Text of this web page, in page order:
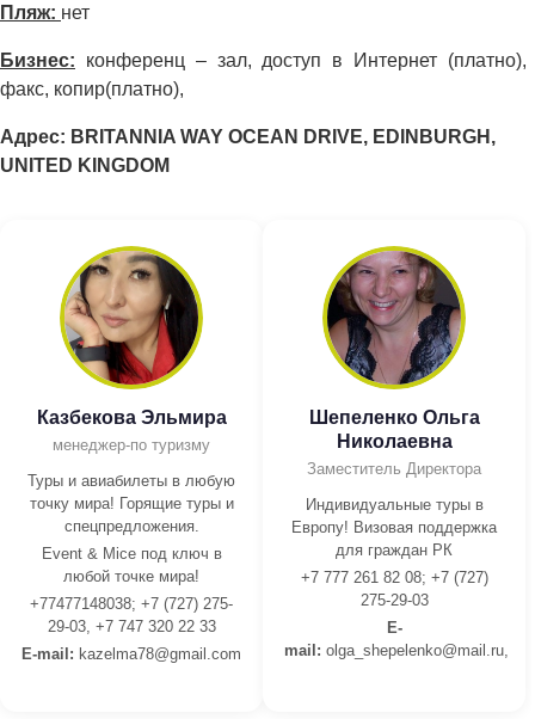
Пляж: нет
Бизнес: конференц – зал, доступ в Интернет (платно),
факс, копир(платно),
Адрес: BRITANNIA WAY OCEAN DRIVE, EDINBURGH,
UNITED KINGDOM
Казбекова Эльмира
менеджер-по туризму
Туры и авиабилеты в любую
точку мира! Горящие туры и
спецпредложения.
Event & Mice под ключ в
любой точке мира!
+77477148038; +7 (727) 275-
29-03, +7 747 320 22 33
E-mail: kazelma78@gmail.com
Шепеленко Ольга
Николаевна
Заместитель Директора
Индивидуальные туры в
Европу! Визовая поддержка
для граждан РК
+7 777 261 82 08; +7 (727)
275-29-03
E-
mail: olga_shepelenko@mail.ru,